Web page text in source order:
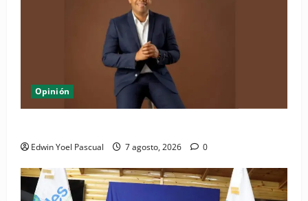
Opinión
Edwin Yoel Pascual 7 agosto, 2026 0